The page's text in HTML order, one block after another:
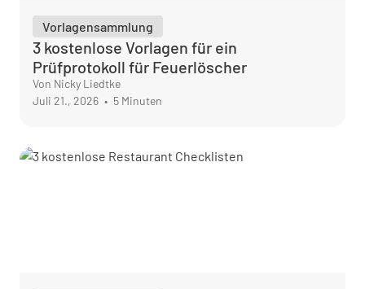
Vorlagensammlung
3 kostenlose Vorlagen für ein
Prüfprotokoll für Feuerlöscher
Von Nicky Liedtke
Juli 21., 2026 • 5 Minuten